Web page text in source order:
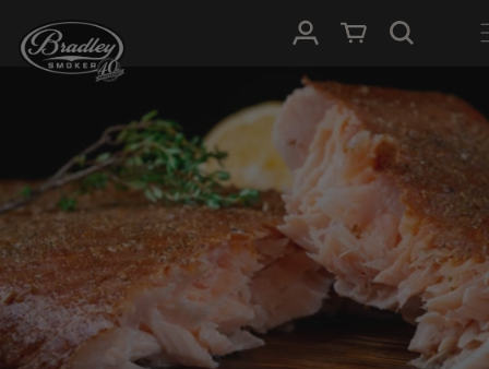
NAAR DE
CONTENT
InloggenWinkelwagen